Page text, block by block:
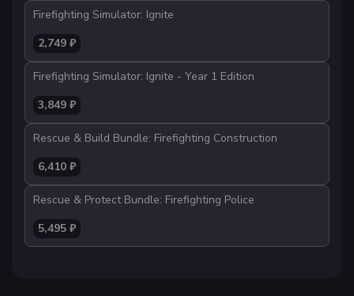
Firefighting Simulator: Ignite
2,749 ₽
Firefighting Simulator: Ignite - Year 1 Edition
3,849 ₽
Rescue & Build Bundle: Firefighting Construction
6,410 ₽
Rescue & Protect Bundle: Firefighting Police
5,495 ₽